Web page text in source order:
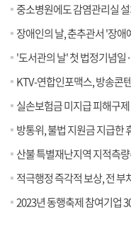
중소병원에도 감염관리실
장애인의 날, 춘추관서 '장애예
'도서관의 날' 첫 법정기념일···"
KTV-연합인포맥스, 방송콘
실손보험금 미지급 피해구제 신
방통위, 불법 지원금 지급한
산불 특별재난지역 지적측
적극행정 즉각적 보상, 전 부
2023년 동행축제 참여기업